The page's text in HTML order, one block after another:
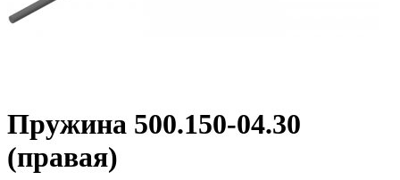
Пружина 500.150-04.30
(правая)